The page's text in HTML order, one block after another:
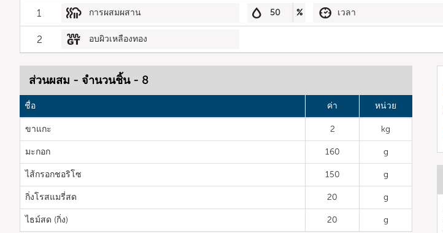
1 การผสมผสาน 50 % เวลา
2 อบผิวเหลืองทอง
ส่วนผสม - จำนวนชิ้น - 8
ชื่อ ค่า หน่วย
ขาแกะ 2 kg
มะกอก 160 g
ไส้กรอกชอริโซ 150 g
กิ่งโรสแมรี่สด 20 g
ไธม์สด (กิ่ง) 20 g